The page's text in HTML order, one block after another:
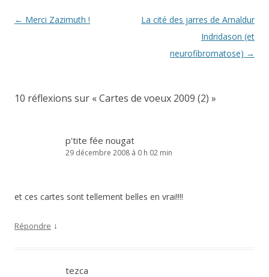
Navigation
← Merci Zazimuth !
La cité des jarres de Arnaldur
Indridason (et
neurofibromatose) →
10 réflexions sur «Cartes de voeux 2009 (2) »
p'tite fée nougat
29 décembre 2008 à 0 h 02 min
et ces cartes sont tellement belles en vrai!!!!
Répondre ↓
tezca